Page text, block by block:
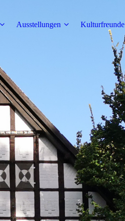
Ausstellungen Kulturfreunde